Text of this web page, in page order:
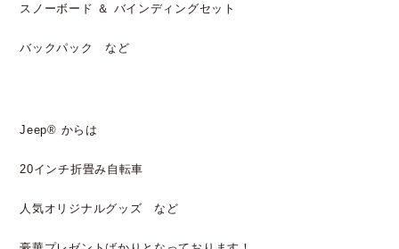
スノーボード ＆ バインディングセット
バックパック など
Jeep® からは
20インチ折畳み自転車
人気オリジナルグッズ など